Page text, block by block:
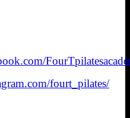
fourt_pilates/